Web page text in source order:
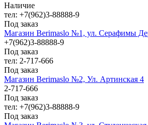
Наличие
тел: +7(962)3-88888-9
Под заказ
Магазин Berimaslo №1, ул. Серафимы
+7(962)3-88888-9
Под заказ
тел: 2-717-666
Под заказ
Магазин Berimaslo №2, Ул. Артинская 4
2-717-666
Под заказ
тел: +7(962)3-88888-9
Под заказ